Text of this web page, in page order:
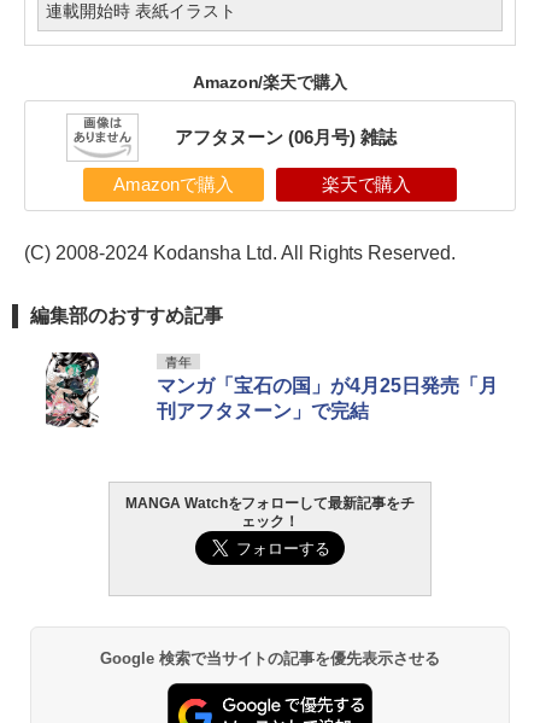
連載開始時 表紙イラスト
Amazon/楽天で購入
アフタヌーン (06月号) 雑誌
Amazonで購入 楽天で購入
(C) 2008-2024 Kodansha Ltd. All Rights Reserved.
編集部のおすすめ記事
青年
マンガ「宝石の国」が4月25日発売「月
刊アフタヌーン」で完結
MANGA Watchをフォローして最新記事をチ
ェック！
Google 検索で当サイトの記事を優先表示させる